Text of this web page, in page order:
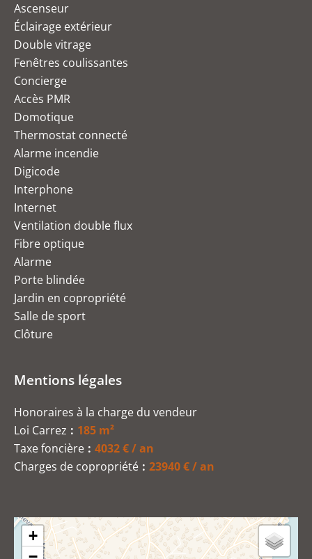
Ascenseur
Éclairage extérieur
Double vitrage
Fenêtres coulissantes
Concierge
Accès PMR
Domotique
Thermostat connecté
Alarme incendie
Digicode
Interphone
Internet
Ventilation double flux
Fibre optique
Alarme
Porte blindée
Jardin en copropriété
Salle de sport
Clôture
Mentions légales
Honoraires à la charge du vendeur
Loi Carrez
185 m²
Taxe foncière
4032 € / an
Charges de copropriété
23940 € / an
+